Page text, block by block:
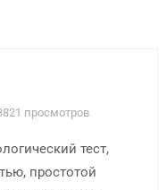
просмотров
тест,
простотой